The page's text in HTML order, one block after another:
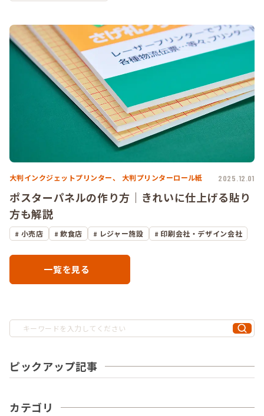
大判インクジェットプリンター、 大判プリンターロール紙 2025.12.01
ポスターパネルの作り方｜きれいに仕上げる貼り
方も解説
小売店 飲食店 レジャー施設 印刷会社・デザイン会社
一覧を見る
ピックアップ記事
カテゴリ